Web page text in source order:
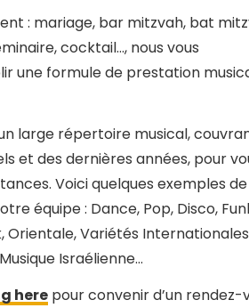
: mariage, bar mitzvah, bat
cocktail…, nous vous
une formule de prestation
large répertoire musical,
et des dernières années, pour
Voici quelques exemples de
équipe : Dance, Pop, Disco,
Orientale, Variétés
Israélienne…
here pour convenir d’un rendez-